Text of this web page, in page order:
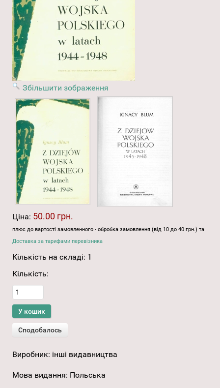
Збільшити зображення
Ціна: 50.00 грн.
плюс до вартості замовленного - обробка замовлення (від 10 до 40 грн.) та
Доставка за тарифами перевізника
Кількість на складі: 1
Кількість:
Виробник: інші видавництва
Мова видання: Польська